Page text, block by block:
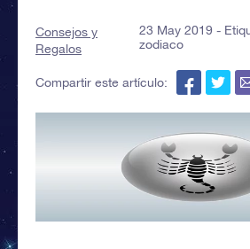
Consejos y
Regalos
23 May 2019 -
zodiaco
Compartir este artículo: